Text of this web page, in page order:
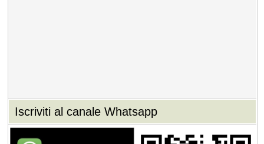
Iscriviti al canale Whatsapp